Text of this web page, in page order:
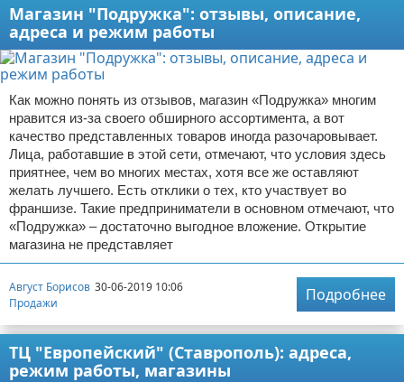
Магазин "Подружка": отзывы, описание,
адреса и режим работы
Как можно понять из отзывов, магазин «Подружка» многим
нравится из-за своего обширного ассортимента, а вот
качество представленных товаров иногда разочаровывает.
Лица, работавшие в этой сети, отмечают, что условия здесь
приятнее, чем во многих местах, хотя все же оставляют
желать лучшего. Есть отклики о тех, кто участвует во
франшизе. Такие предприниматели в основном отмечают, что
«Подружка» – достаточно выгодное вложение. Открытие
магазина не представляет
Август Борисов 30-06-2019 10:06
Продажи
Подробнее
ТЦ "Европейский" (Ставрополь): адреса,
режим работы, магазины